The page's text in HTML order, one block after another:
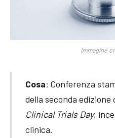
Immagine
Cosa: Conferenza
della seconda edizione
Clinical Trials Day,
clinica.